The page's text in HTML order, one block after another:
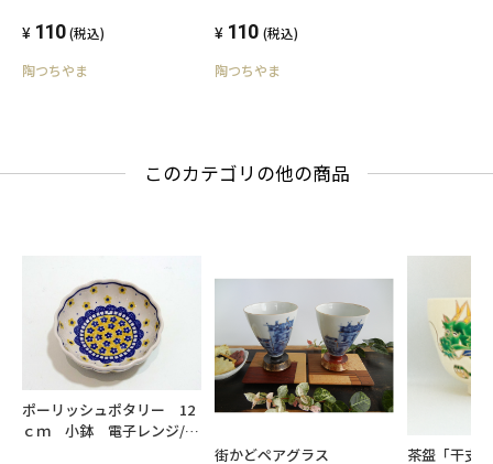
110 (税込)
陶つちやま
110 (税込)
陶つちやま
このカテゴリの他の商品
ポーリッシュポタリー 12
ｃｍ 小鉢 電子レンジ/オ
街かどペアグラス 茶盌「干支